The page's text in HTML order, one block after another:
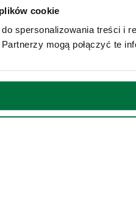
cookie
spersonalizowania treści i
mogą połączyć te